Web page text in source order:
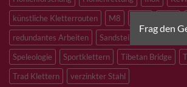
künstliche Kletterrouten
M8
redundantes Arbeiten
Sandstein
Speleologie
Sportklettern Tibetan Bridge
Trad Klettern
verzinkter Stahl